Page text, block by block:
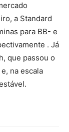
a Standard
para BB- e
. Já
que passou o
na escala